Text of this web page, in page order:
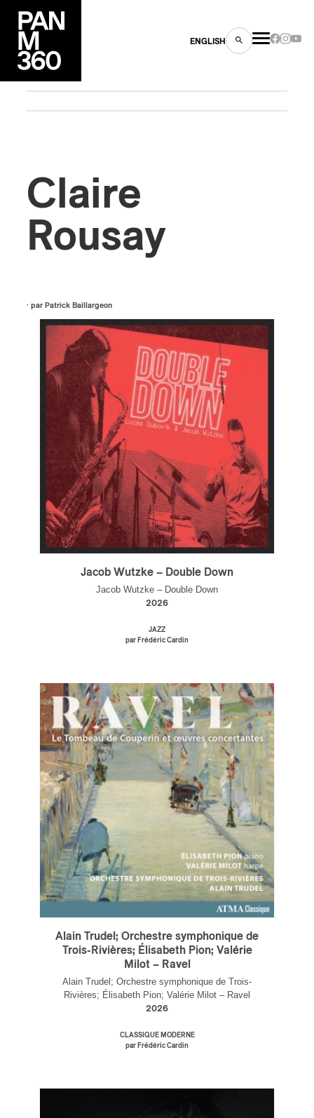
ENGLISH
Claire
Rousay
· par Patrick Baillargeon
Jacob Wutzke – Double Down
Jacob Wutzke – Double Down
2026
JAZZ
par Frédéric Cardin
Alain Trudel; Orchestre symphonique de
Trois-Rivières; Élisabeth Pion; Valérie
Milot – Ravel
Alain Trudel; Orchestre symphonique de Trois-
Rivières; Élisabeth Pion; Valérie Milot – Ravel
2026
CLASSIQUE MODERNE
par Frédéric Cardin